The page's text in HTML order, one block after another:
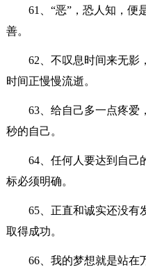
61、“恶”，恐人知，便
善。
62、不叹息时间来无影
时间正慢慢流逝。
63、给自己多一点疼爱
秒的自己。
64、任何人要达到自己
标必须明确。
65、正直和诚实还没有
取得成功。
66、我的梦想就是站在